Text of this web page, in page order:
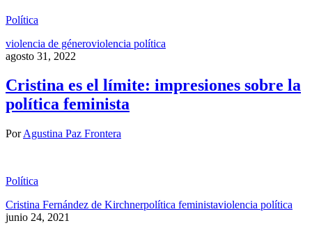
Política
violencia de géneroviolencia política
agosto 31, 2022
Cristina es el límite: impresiones sobre la
política feminista
PorAgustina Paz Frontera
Política
Cristina Fernández de Kirchnerpolítica feministaviolencia política
junio 24, 2021